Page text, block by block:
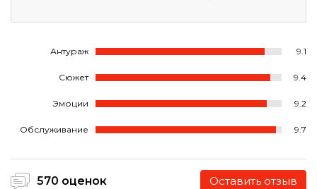
Антураж 9.1
Сюжет 9.4
Эмоции 9.2
Обслуживание 9.7
570 оценок Оставить отзыв